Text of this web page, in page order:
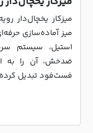
میز آماده‌سازی
استیل، سیستم
ضدخش، آن را به
فست‌فود تبدیل